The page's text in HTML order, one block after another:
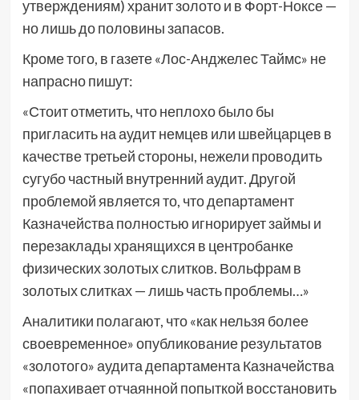
утверждениям) хранит золото и в Форт-Ноксе —
но лишь до половины запасов.
Кроме того, в газете «Лос-Анджелес Таймс» не
напрасно пишут:
«Стоит отметить, что неплохо было бы
пригласить на аудит немцев или швейцарцев в
качестве третьей стороны, нежели проводить
сугубо частный внутренний аудит. Другой
проблемой является то, что департамент
Казначейства полностью игнорирует займы и
перезаклады хранящихся в центробанке
физических золотых слитков. Вольфрам в
золотых слитках — лишь часть проблемы…»
Аналитики полагают, что «как нельзя более
своевременное» опубликование результатов
«золотого» аудита департамента Казначейства
«попахивает отчаянной попыткой восстановить